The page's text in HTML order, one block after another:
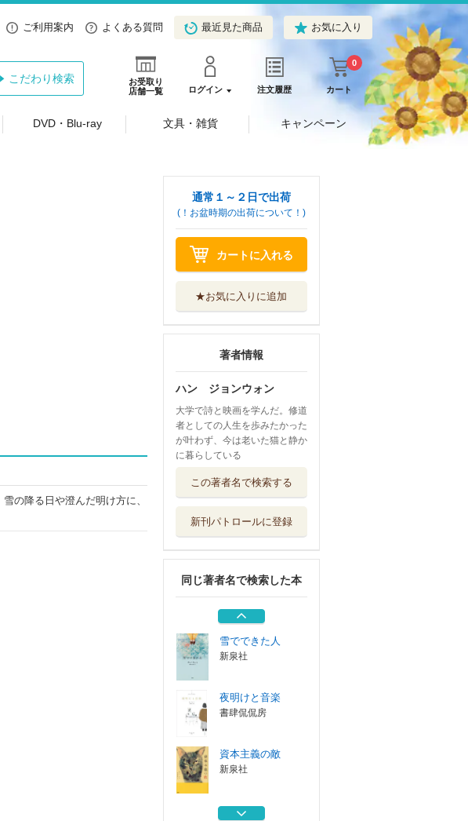
ご利用案内 よくある質問 最近見た商品 お気に入り
お受取り
店舗一覧
ログイン 注文履歴 カート
0
こだわり検索
DVD・Blu-ray 文具・雑貨 キャンペーン
の降る日や澄んだ明け方に、
通常１～２日で出荷
(！お盆時期の出荷について！)
カートに入れる
★お気に入りに追加
著者情報
ハン ジョンウォン
大学で詩と映画を学んだ。修道
者としての人生を歩みたかった
が叶わず、今は老いた猫と静か
に暮らしている
この著者名で検索する
新刊パトロールに登録
同じ著者名で検索した本
新泉社
父の革命日誌
七年の最後
新泉社
雪でできた人
新泉社
夜明けと音楽
書肆侃侃房
資本主義の敵
新泉社
父の革命日誌